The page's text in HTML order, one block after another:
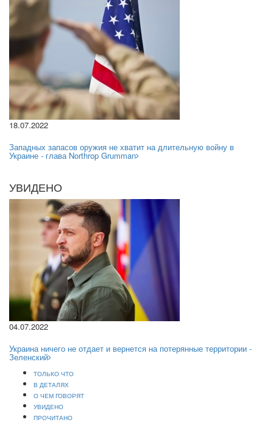
18.07.2022
Западных запасов оружия не хватит на длительную войну в
Украине - глава Northrop Grumman
УВИДЕНО
04.07.2022
Украина ничего не отдает и вернется на потерянные территории -
Зеленский
ТОЛЬКО ЧТО
В ДЕТАЛЯХ
О ЧЕМ ГОВОРЯТ
УВИДЕНО
ПРОЧИТАНО